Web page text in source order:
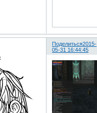
Поделиться2015-
05-31 16:44:45